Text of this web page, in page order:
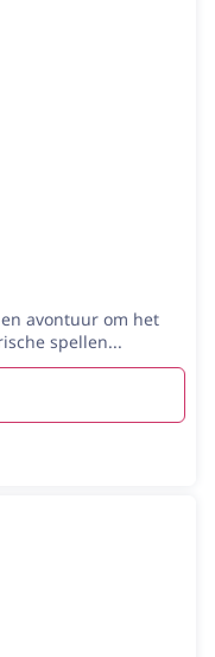
avontuur om het
spellen...